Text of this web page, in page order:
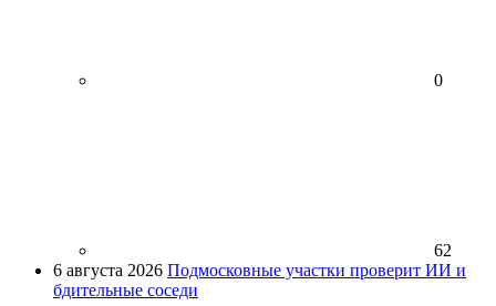
0
62
6 августа 2026 Подмосковные участки проверит ИИ и
бдительные соседи